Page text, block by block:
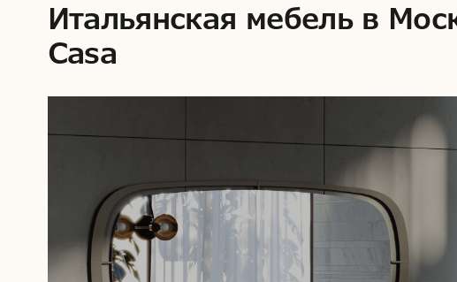
Итальянская мебель в
Casa